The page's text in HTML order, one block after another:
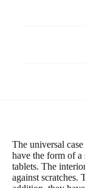
The universal
have the form of a
tablets. The
against scratches.